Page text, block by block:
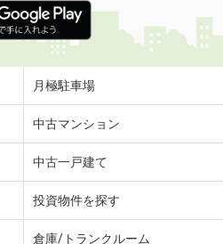
月極駐車場
中古マンション
中古一戸建て
投資物件を探す
倉庫/トランクルーム